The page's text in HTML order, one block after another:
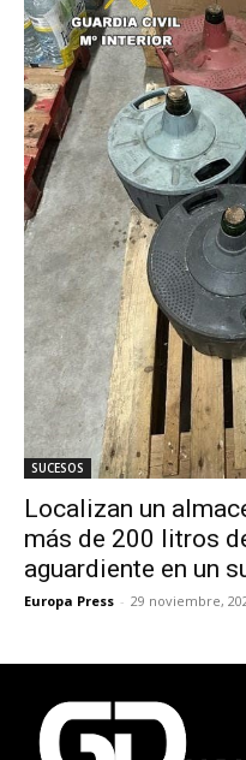
SUCESOS
Localizan un
más de 200 litros
aguardiente en un
Europa Press - 29 noviembre,